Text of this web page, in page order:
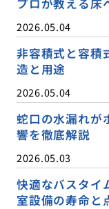
2026.05.04
非容積式と容積
造と用途
2026.05.04
蛇口の水漏れが
響を徹底解説
2026.05.03
快適なバスタイ
室設備の寿命と